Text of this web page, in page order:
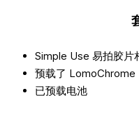
Simple Use 易拍胶片
预载了
已预载电池